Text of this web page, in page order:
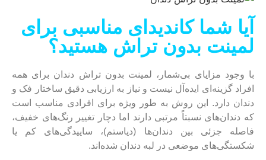
آیا شما کاندیدای مناسبی برای
لمینت بدون تراش هستید؟
با وجود مزایای بی‌شمار، لمینت بدون تراش دندان برای همه
افراد گزینه‌ای ایده‌آل نیست و نیاز به ارزیابی دقیق ساختار فک و
دندان دارد. این روش به طور ویژه برای افرادی مناسب است
که دندان‌های نسبتاً مرتبی دارند اما دچار تغییر رنگ‌های خفیف،
فاصله جزئی بین دندان‌ها (دیاستم)، ساییدگی‌های کم یا
شکستگی‌های موضعی در لبه دندان شده‌اند.